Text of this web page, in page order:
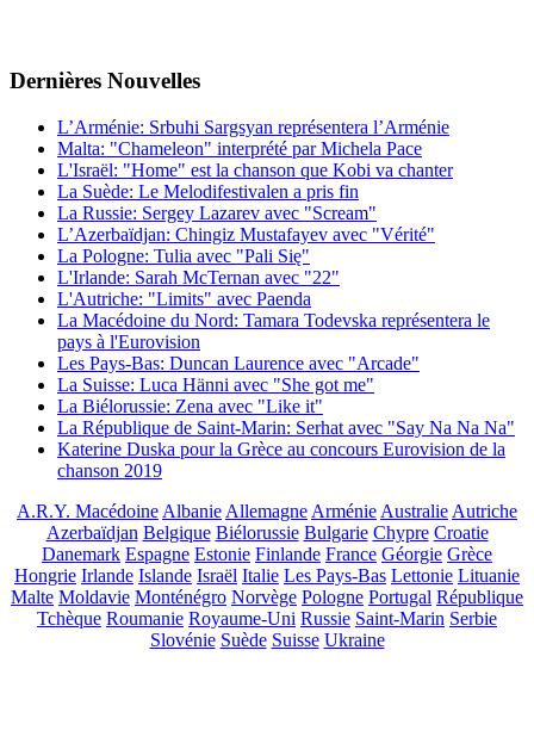
Dernières Νouvelles
L’Arménie: Srbuhi Sargsyan représentera l’Arménie
Malta: "Chameleon" interprété par Michela Pace
L'Israël: "Home" est la chanson que Kobi va chanter
La Suède: Le Melodifestivalen a pris fin
La Russie: Sergey Lazarev avec "Scream"
L’Azerbaïdjan: Chingiz Mustafayev avec "Vérité"
La Pologne: Tulia avec "Pali Się"
L'Irlande: Sarah McTernan avec "22"
L'Autriche: "Limits" avec Paenda
La Macédoine du Nord: Tamara Todevska représentera le
pays à l'Eurovision
Les Pays-Bas: Duncan Laurence avec "Arcade"
La Suisse: Luca Hänni avec "She got me"
La Biélorussie: Zena avec "Like it"
La République de Saint-Marin: Serhat avec "Say Na Na Na"
Katerine Duska pour la Grèce au concours Eurovision de la
chanson 2019
A.R.Y. Macédoine Albanie Allemagne Arménie Australie Autriche
Azerbaïdjan Belgique Biélorussie Bulgarie Chypre Croatie
Danemark Espagne Estonie Finlande France Géorgie Grèce
Hongrie Irlande Islande Israël Italie Les Pays-Bas Lettonie Lituanie
Malte Moldavie Monténégro Norvège Pologne Portugal République
Tchèque Roumanie Royaume-Uni Russie Saint-Marin Serbie
Slovénie Suède Suisse Ukraine